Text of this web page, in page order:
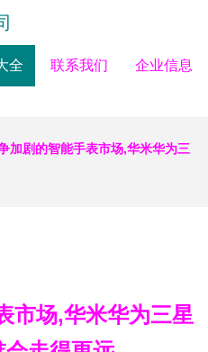
全 联系我们 企业信息
加剧的智能手表市场,华米华为三
市场,华米华为三星